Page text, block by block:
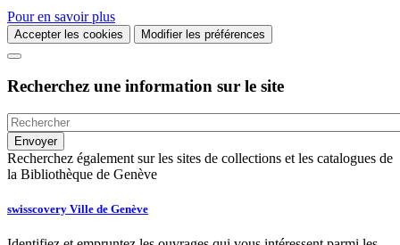
Pour en savoir plus
Accepter les cookies Modifier les préférences
Recherchez une information sur le site
Recherchez également sur les sites de collections et les catalogues de
la Bibliothèque de Genève
swisscovery Ville de Genève